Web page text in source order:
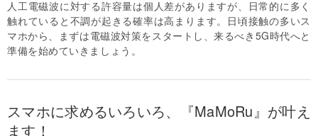
人工電磁波に対する許容量は個人差がありますが、日常的に多く
触れていると不調が起きる確率は高まります。日頃接触の多いス
マホから、まずは電磁波対策をスタートし、来るべき5G時代へと
準備を始めていきましょう。
スマホに求めるいろいろ、『MaMoRu』が叶え
ます！